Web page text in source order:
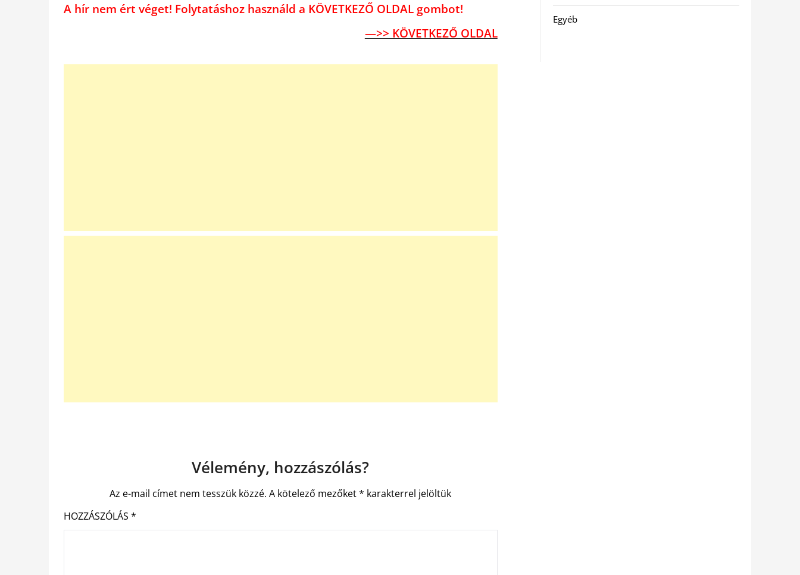
A hír nem ért véget! Folytatáshoz használd a KÖVETKEZŐ OLDAL gombot!
—>> KÖVETKEZŐ OLDAL
Vélemény, hozzászólás?
Az e-mail címet nem tesszük közzé. A kötelező mezőket* karakterrel jelöltük
HOZZÁSZÓLÁS *
Egyéb